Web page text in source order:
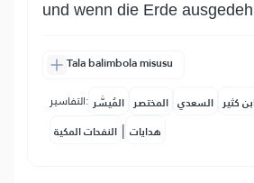
und wenn die Erde
Tala balimbola misusu
التفاسير: المُيسَّر المختصر السعدي كثير
النفحات المكية | هدايات